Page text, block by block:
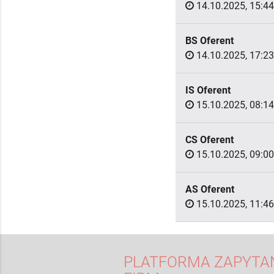
14.10.2025, 15:44
BS Oferent
14.10.2025, 17:23
IS Oferent
15.10.2025, 08:14
CS Oferent
15.10.2025, 09:00
AS Oferent
15.10.2025, 11:46
PLATFORMA